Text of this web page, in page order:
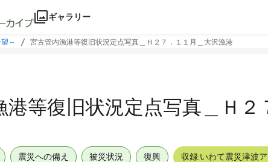
ギャラリー
～ 宮古管内漁港等復旧状況定点写真＿Ｈ２７．１１月＿大沢漁港
港等復旧状況定点写真＿Ｈ
震災への備え 被災状況 復興 収録:いわて震災津波